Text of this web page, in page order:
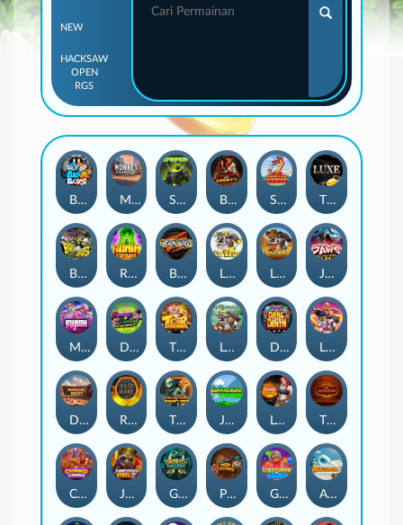
NEW
HACKSAW
OPEN
RGS
Beam Boys Monkey Frenzy 2: Boss is Here! Spinman BULLETS AND BOUNTY SMOKING DRAGON The Luxe
BASH BROS Ronin Stackways Born Wild LE ZEUS LE COWBOY JAWS OF JUSTICE
MIAMI MAYHEM DONNY AND DANNY TIGER LEGENDS Le Fisherman DEAL WITH DEATH LE KING
Darkside Prairie: Magical Beast Raidmark The Lost Book of Mummy’s Curse Jumpasaurs Leatherheads The Jack & Rose
Crowned Corners Junkyard Kings 2 Ghostly Hallows Peek & Pounce Gobstopper Grind Avalanche